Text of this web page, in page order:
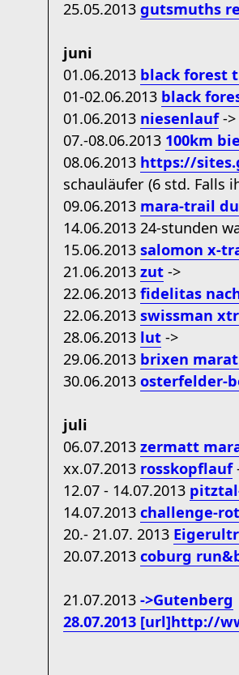
25.05.2013 gutsmuths
juni
01.06.2013 black forest
01-02.06.2013 black
01.06.2013 niesenlauf->
07.-08.06.2013 100km
08.06.2013 https://
schauläufer (6 std. Falls
09.06.2013 mara-trail
14.06.2013 24-stunden
15.06.2013 salomon x-
21.06.2013 zut ->
22.06.2013 fidelitas
22.06.2013 swissman
28.06.2013 lut ->
29.06.2013 brixen
30.06.2013 osterfelder-
juli
06.07.2013 zermatt
xx.07.2013 rosskopflauf
12.07 - 14.07.2013
14.07.2013 challenge-
20.- 21.07. 2013
20.07.2013 coburg
21.07.2013 ->Gutenberg
28.07.2013 [url]http://